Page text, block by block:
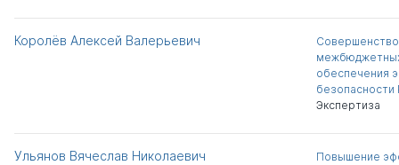
Королёв Алексей Валерьевич
обеспечения
безопасности
Экспертиза
Ульянов Вячеслав Николаевич
Повышение